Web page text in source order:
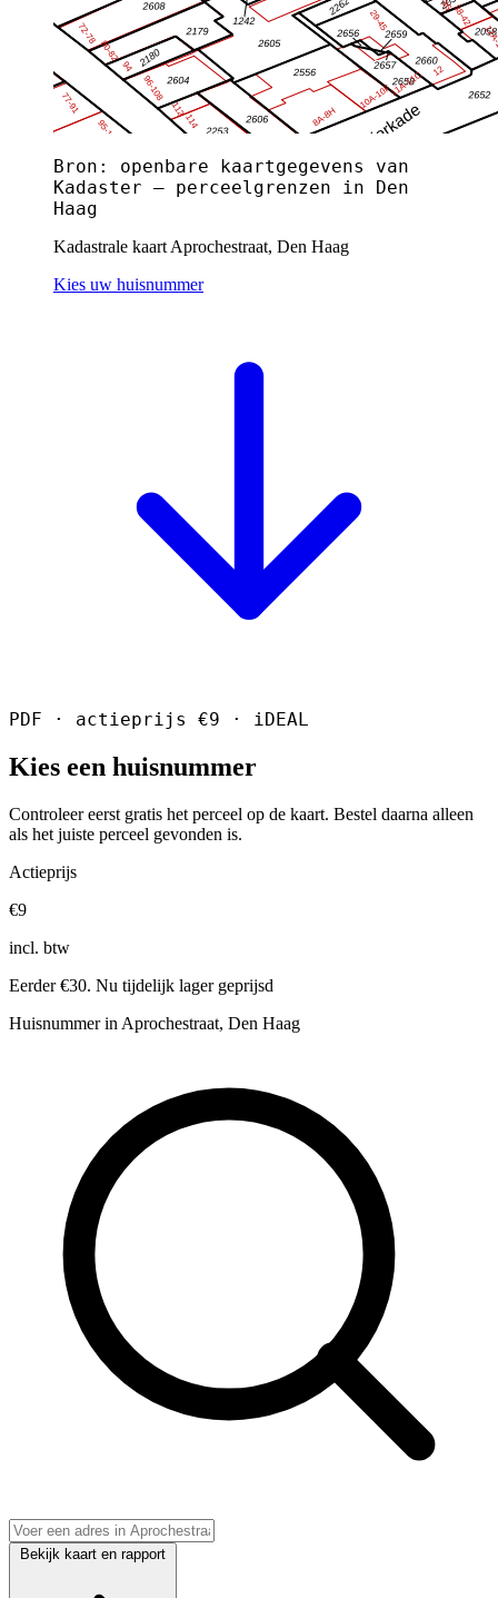
Bron: openbare kaartgegevens van
Kadaster — perceelgrenzen in Den
Haag
Kadastrale kaart Aprochestraat, Den Haag
Kies uw huisnummer
PDF · actieprijs €9 · iDEAL
Kies een huisnummer
Controleer eerst gratis het perceel op de kaart. Bestel daarna alleen
als het juiste perceel gevonden is.
Actieprijs
€9
incl. btw
Eerder €30. Nu tijdelijk lager geprijsd
Huisnummer in Aprochestraat, Den Haag
Bekijk kaart en rapport